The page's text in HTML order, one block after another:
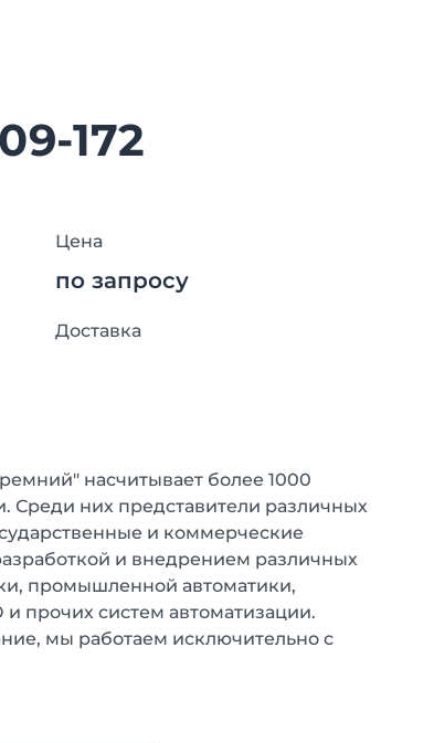
172
Цена
по запросу
Доставка
насчитывает более 1000
Среди них представители различных
и коммерческие
и внедрением различных
промышленной автоматики,
прочих систем автоматизации.
мы работаем исключительно с